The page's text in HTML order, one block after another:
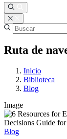
Ruta de
Inicio
Biblioteca
Blog
Image
Blog